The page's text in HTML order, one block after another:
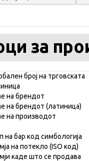
за
број на трговската
на брендот
на брендот (латиница)
на производот
на бар код симбологија
на потекло (ISO код)
каде што се продава